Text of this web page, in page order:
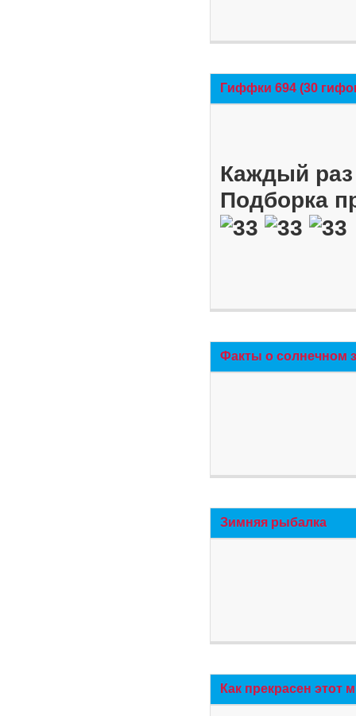
Гиффки 694 (30
Каждый
Подборка
Факты о солнечном
Зимняя рыбалка
Как прекрасен этот